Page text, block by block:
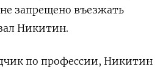
запрещено въезжать
Никитин.
по профессии, Никитин